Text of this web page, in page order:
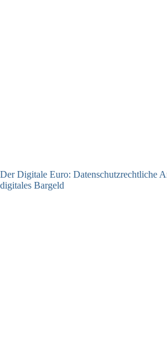
Der Digitale Euro: Datenschutzrechtliche
digitales Bargeld